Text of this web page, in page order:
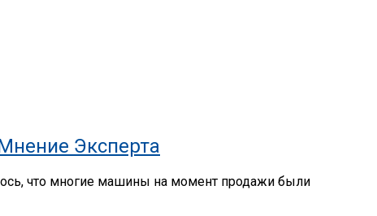
Эксперта
что многие машины на момент продажи были